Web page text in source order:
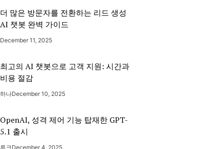
더 많은 방문자를 전환하는 리드 생성
AI 챗봇 완벽 가이드
December 11, 2025
최고의 AI 챗봇으로 고객 지원: 시간과
비용 절감
하나December 10, 2025
OpenAI, 성격 제어 기능 탑재한 GPT-
5.1 출시
루크 December 4, 2025